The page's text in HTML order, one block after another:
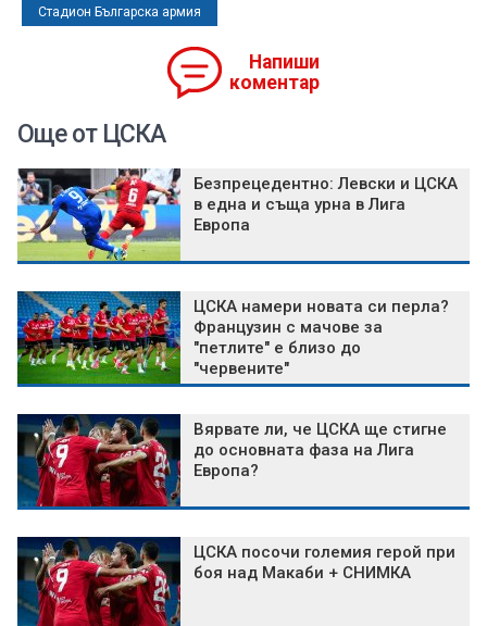
Стадион Българска армия
Напиши
коментар
Още от ЦСКА
Безпрецедентно: Левски и ЦСКА
в една и съща урна в Лига
Европа
ЦСКА намери новата си перла?
Французин с мачове за
"петлите" е близо до
"червените"
Вярвате ли, че ЦСКА ще стигне
до основната фаза на Лига
Европа?
ЦСКА посочи големия герой при
боя над Макаби + СНИМКА